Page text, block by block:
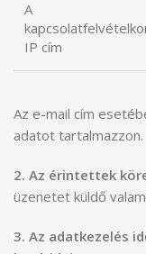
A
IP cím
Az e-mail cím
adatot tartalmazzon.
2. Az érintettek
üzenetet küldő
3. Az adatkezelés